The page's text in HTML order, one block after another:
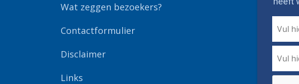
Wat zeggen bezoekers?
Contactformulier
Disclaimer
Links
Name